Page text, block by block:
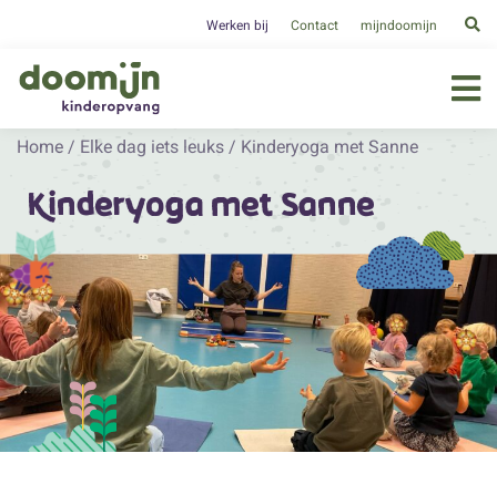
Werken bij Contact mijndoomijn
Home / Elke dag iets leuks / Kinderyoga met Sanne
Kinderyoga met Sanne